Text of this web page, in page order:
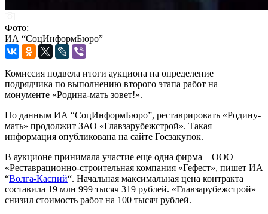
Фото:
ИА “СоцИнформБюро”
Комиссия подвела итоги аукциона на определение
подрядчика по выполнению второго этапа работ на
монументе «Родина-мать зовет!».
По данным ИА “СоцИнформБюро”, реставрировать «Родину-
мать» продолжит ЗАО «Главзарубежстрой». Такая
информация опубликована на сайте Госзакупок.
В аукционе принимала участие еще одна фирма – ООО
«Реставрационно-строительная компания «Гефест», пишет ИА
“Волга-Каспий“. Начальная максимальная цена контракта
составила 19 млн 999 тысяч 319 рублей. «Главзарубежстрой»
снизил стоимость работ на 100 тысяч рублей.